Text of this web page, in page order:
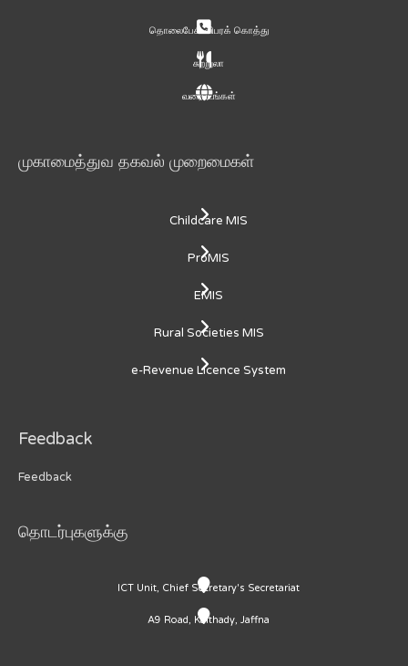
தொலைபேசி விபரக் கொத்து
சுற்றுலா
வரைபடங்கள்
முகாமைத்துவ தகவல் முறைமைகள்
Childcare MIS
ProMIS
EMIS
Rural Societies MIS
e-Revenue Licence System
Feedback
Feedback
தொடர்புகளுக்கு
ICT Unit, Chief Secretary's Secretariat
A9 Road, Kaithady, Jaffna